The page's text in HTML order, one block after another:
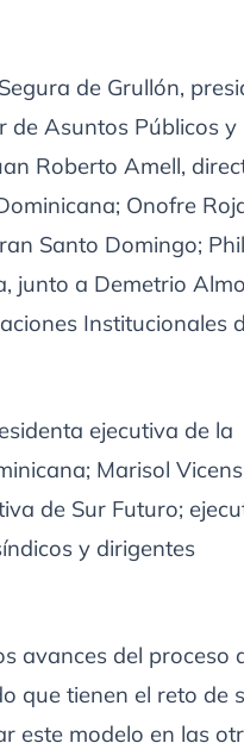
de Grullón,
de Asuntos Públicos y
Roberto Amell,
Onofre
Santo Domingo;
junto a Demetrio
Institucionales
ejecutiva de la
Marisol
de Sur Futuro;
y dirigentes
avances del proceso
que tienen el reto de
este modelo en las